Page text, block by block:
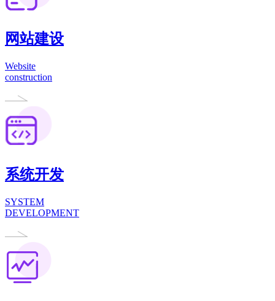
网站建设
Website
construction
系统开发
SYSTEM
DEVELOPMENT